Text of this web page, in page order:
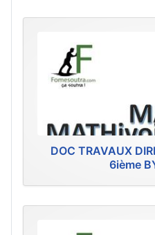
DOC TRAVAUX
6ième